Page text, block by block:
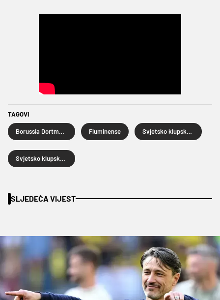
TAGOVI
Fluminense
SLJEDEĆA VIJEST